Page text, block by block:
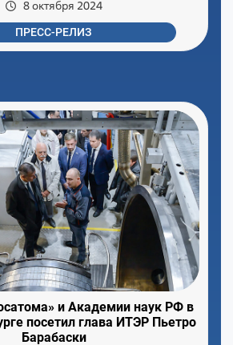
8 октября 2024
ПРЕСС-РЕЛИЗ
и Академии наук РФ в
посетил глава ИТЭР Пьетро
Барабаски